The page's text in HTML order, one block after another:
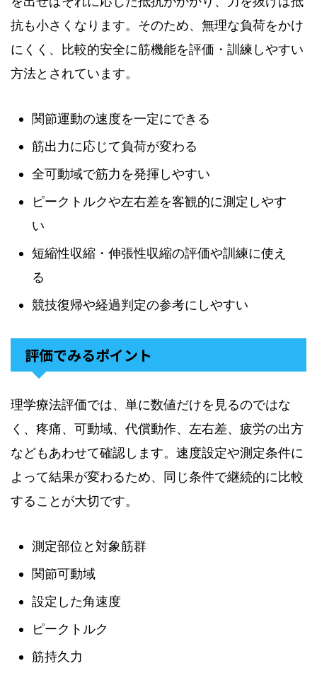
抗も小さくなります。そのため、無理な負荷をかけ
にくく、比較的安全に筋機能を評価・訓練しやすい
方法とされています。
関節運動の速度を一定にできる
筋出力に応じて負荷が変わる
全可動域で筋力を発揮しやすい
ピークトルクや左右差を客観的に測定しやす
い
短縮性収縮・伸張性収縮の評価や訓練に使え
る
競技復帰や経過判定の参考にしやすい
評価でみるポイント
理学療法評価では、単に数値だけを見るのではな
く、疼痛、可動域、代償動作、左右差、疲労の出方
などもあわせて確認します。速度設定や測定条件に
よって結果が変わるため、同じ条件で継続的に比較
することが大切です。
測定部位と対象筋群
関節可動域
設定した角速度
ピークトルク
筋持久力